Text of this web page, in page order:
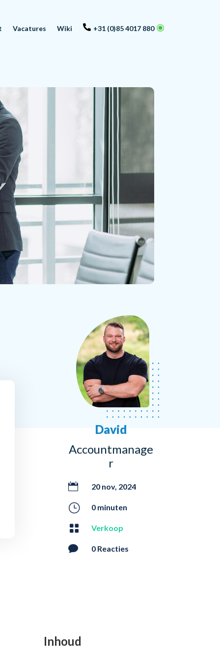
Vacatures Wiki +31 (0)85 4017 880
David
Accountmanage
r
 20 nov, 2024
} 0 minuten
 Verkoop
 0 Reacties
Inhoud